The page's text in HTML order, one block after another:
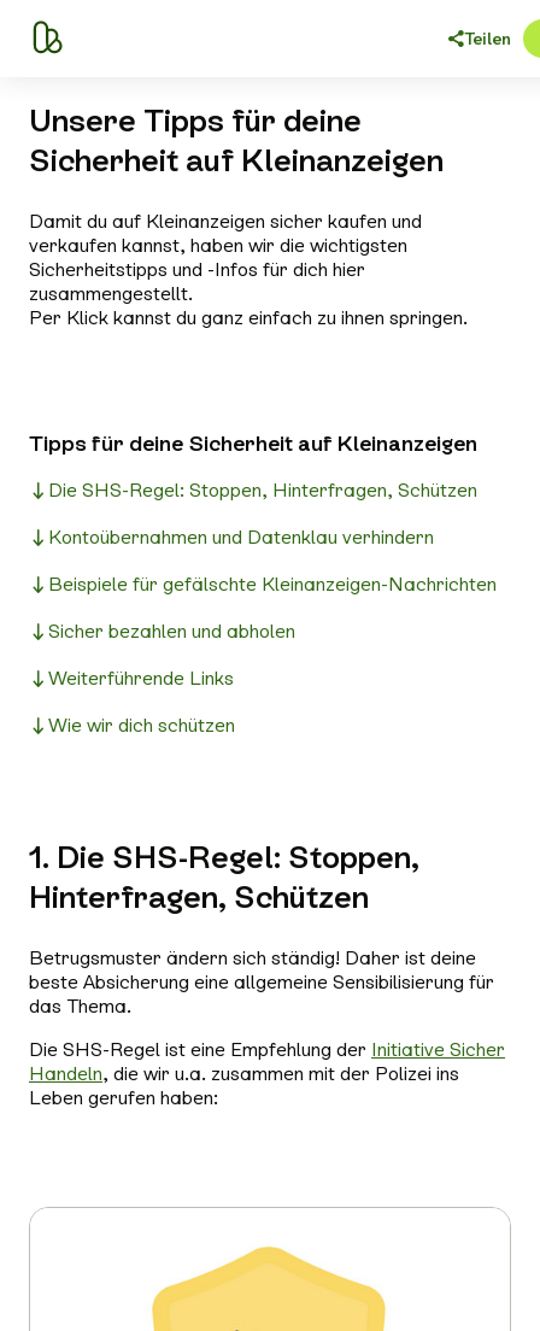
Teilen
Unsere Tipps für deine
Sicherheit auf Kleinanzeigen
Damit du auf Kleinanzeigen sicher kaufen und
verkaufen kannst, haben wir die wichtigsten
Sicherheitstipps und -Infos für dich hier
zusammengestellt.
Per Klick kannst du ganz einfach zu ihnen springen.
Tipps für deine Sicherheit auf Kleinanzeigen
Die SHS-Regel: Stoppen, Hinterfragen, Schützen
Kontoübernahmen und Datenklau verhindern
Beispiele für gefälschte Kleinanzeigen-Nachrichten
Sicher bezahlen und abholen
Weiterführende Links
Wie wir dich schützen
1. Die SHS-Regel: Stoppen,
Hinterfragen, Schützen
Betrugsmuster ändern sich ständig! Daher ist deine
beste Absicherung eine allgemeine Sensibilisierung für
das Thema.
Die SHS-Regel ist eine Empfehlung der Initiative Sicher
Handeln, die wir u.a. zusammen mit der Polizei ins
Leben gerufen haben: